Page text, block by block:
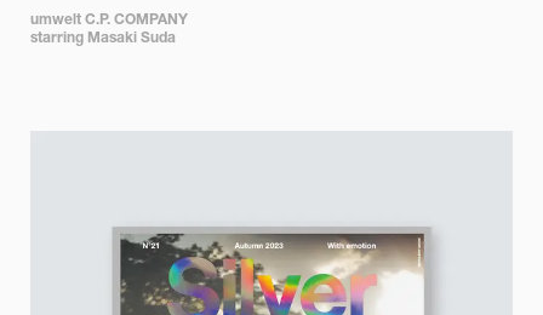
umwelt C.P. COMPANY
starring Masaki Suda